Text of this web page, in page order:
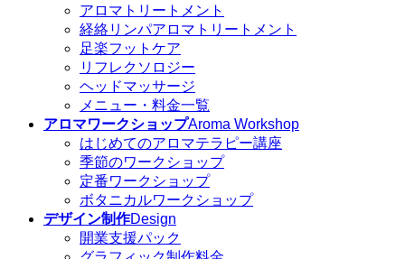
アロマトリートメント
経絡リンパアロマトリートメント
足楽フットケア
リフレクソロジー
ヘッドマッサージ
メニュー・料金一覧
アロマワークショップAroma Workshop
はじめてのアロマテラピー講座
季節のワークショップ
定番ワークショップ
ボタニカルワークショップ
デザイン制作Design
開業支援パック